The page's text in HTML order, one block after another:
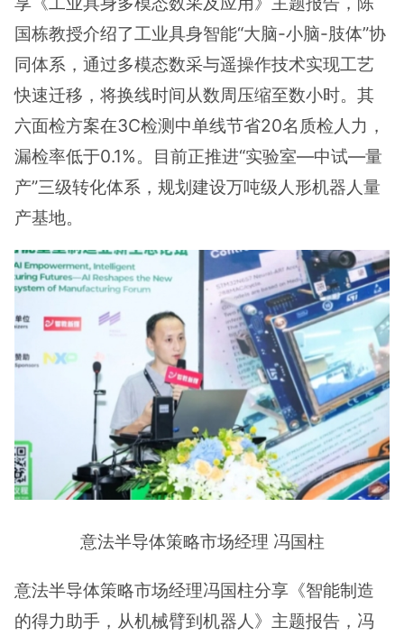
国栋教授介绍了工业具身智能“大脑-小脑-肢体”协
同体系，通过多模态数采与遥操作技术实现工艺
快速迁移，将换线时间从数周压缩至数小时。其
六面检方案在3C检测中单线节省20名质检人力，
漏检率低于0.1%。目前正推进“实验室—中试—量
产”三级转化体系，规划建设万吨级人形机器人量
产基地。
意法半导体策略市场经理 冯国柱
意法半导体策略市场经理冯国柱分享《智能制造
的得力助手，从机械臂到机器人》主题报告，冯